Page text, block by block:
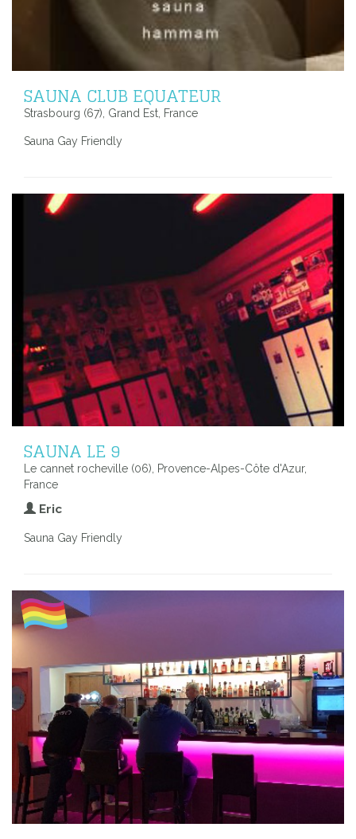
SAUNA CLUB EQUATEUR
Strasbourg (67), Grand Est, France
Sauna Gay Friendly
SAUNA LE 9
Le cannet rocheville (06), Provence-Alpes-Côte d'Azur,
France
Eric
Sauna Gay Friendly